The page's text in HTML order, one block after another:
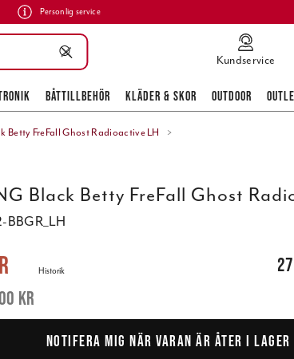
Personlig service
Kundservice
BÅTTILLBEHÖR KLÄDER & SKOR OUTDOOR
Betty FreFall Ghost Radioactive LH
Black Betty FreFall Ghost
BBGR_LH
799,00 kr
kr
Historik 27
NOTIFERA MIG NÄR VARAN ÄR ÅTER I LAGER